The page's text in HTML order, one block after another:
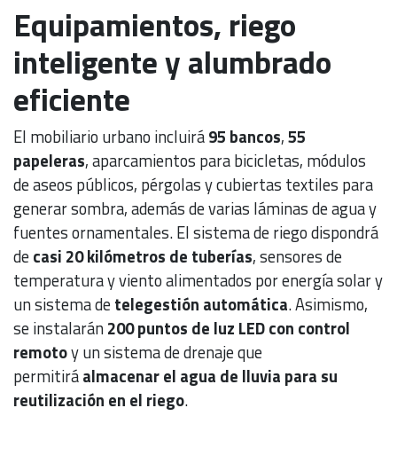
Equipamientos, riego
inteligente y alumbrado
eficiente
El mobiliario urbano incluirá95 bancos,55
papeleras, aparcamientos para bicicletas, módulos
de aseos públicos, pérgolas y cubiertas textiles para
generar sombra, además de varias láminas de agua y
fuentes ornamentales. El sistema de riego dispondrá
decasi 20 kilómetros de tuberías, sensores de
temperatura y viento alimentados por energía solar y
un sistema detelegestión automática. Asimismo,
se instalarán200 puntos de luz LED con control
remotoy un sistema de drenaje que
permitiráalmacenar el agua de lluvia para su
reutilización en el riego.